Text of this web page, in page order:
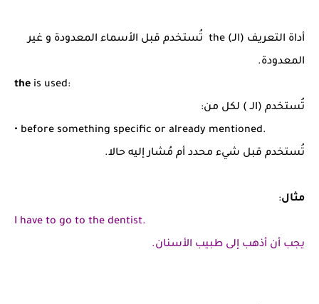
أداة التعريف (الـ) the تُستخدم قبل الأسماء المعدودة و غير
المعدودة.
the is used:
تُستخدم (الـ ) لكل من:
• before something specific or already mentioned.
تُستخدم قبل شيء محدد أم مُشار إليه حالا.
مثال:
I have to go to the dentist.
يجب أن أذهب إلى طبيب الأسنان.